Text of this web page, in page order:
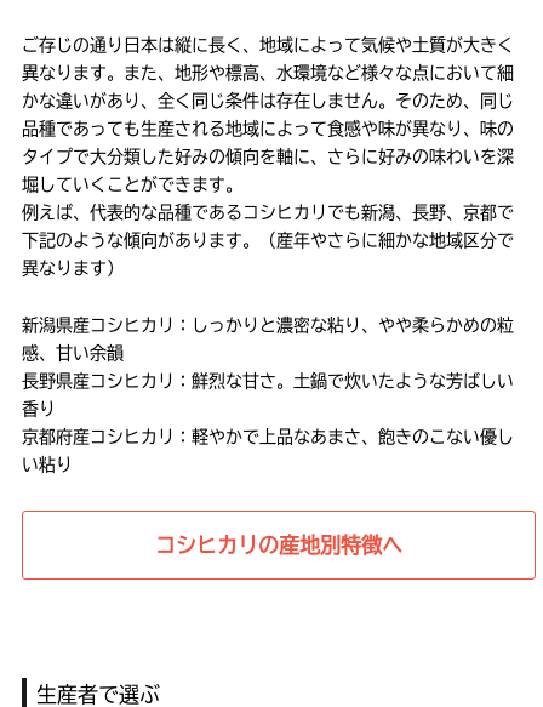
ご存じの通り日本は縦に長く、地域によって気候や土質が大きく
異なります。また、地形や標高、水環境など様々な点において細
かな違いがあり、全く同じ条件は存在しません。そのため、同じ
品種であっても生産される地域によって食感や味が異なり、味の
タイプで大分類した好みの傾向を軸に、さらに好みの味わいを深
堀していくことができます。
例えば、代表的な品種であるコシヒカリでも新潟、長野、京都で
下記のような傾向があります。（産年やさらに細かな地域区分で
異なります）
新潟県産コシヒカリ：しっかりと濃密な粘り、やや柔らかめの粒
感、甘い余韻
長野県産コシヒカリ：鮮烈な甘さ。土鍋で炊いたような芳ばしい
香り
京都府産コシヒカリ：軽やかで上品なあまさ、飽きのこない優し
い粘り
コシヒカリの産地別特徴へ
生産者で選ぶ